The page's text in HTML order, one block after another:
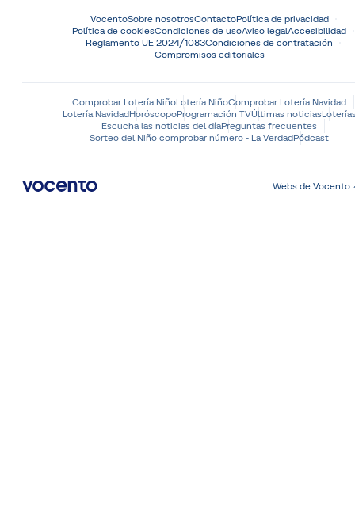
VocentoSobre nosotrosContactoPolítica de privacidad
Política de cookiesCondiciones de usoAviso legalAccesibilidad
Reglamento UE 2024/1083Condiciones de contratación
Compromisos editoriales
Comprobar Lotería NiñoLotería NiñoComprobar Lotería Navidad
Lotería NavidadHoróscopoProgramación TVÚltimas noticias
Escucha las noticias del díaPreguntas frecuentes
Sorteo del Niño comprobar número - La VerdadPódcast
Webs de Vocento